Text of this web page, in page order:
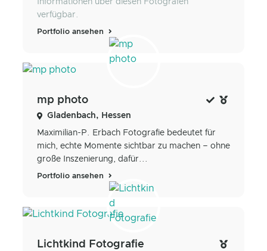
verfügbar.
Portfolio ansehen
mp photo
Gladenbach, Hessen
Maximilian-P. Erbach Fotografie bedeutet für
mich, echte Momente sichtbar zu machen – ohne
große Inszenierung, dafür...
Portfolio ansehen
Lichtkind Fotografie